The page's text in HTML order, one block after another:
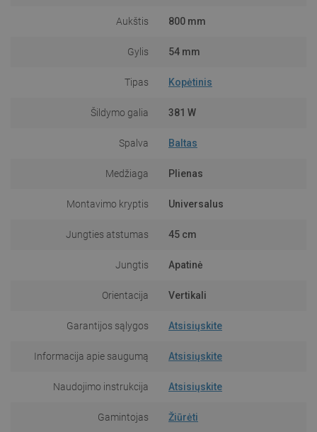
Aukštis 800 mm
Gylis 54 mm
Tipas Kopėtinis
Šildymo galia 381 W
Spalva Baltas
Medžiaga Plienas
Montavimo kryptis Universalus
Jungties atstumas 45 cm
Jungtis Apatinė
Orientacija Vertikali
Garantijos sąlygos Atsisiųskite
Informacija apie saugumą Atsisiųskite
Naudojimo instrukcija Atsisiųskite
Gamintojas Žiūrėti